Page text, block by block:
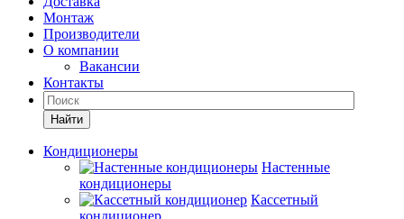
Монтаж
Производители
О компании
Вакансии
Контакты
Кондиционеры
Настенные
кондиционеры
Кассетный
кондиционер